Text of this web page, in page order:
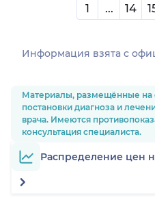
1 ... 14
Информация взята c
Материалы, размещённые на
постановки диагноза и
врача. Имеются
консультация специалиста.
Распределение цен